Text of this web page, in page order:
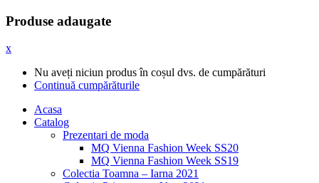
Produse adaugate
x
Nu aveți niciun produs în coșul dvs. de cumpărături
Continuă cumpărăturile
Acasa
Catalog
Prezentari de moda
MQ Vienna Fashion Week SS20
MQ Vienna Fashion Week SS19
Colectia Toamna – Iarna 2021